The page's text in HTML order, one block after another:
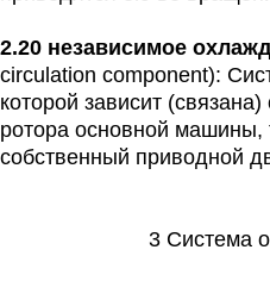
2.20 независимое
circulation component):
которой зависит
ротора основной машины,
собственный приводной
3 Система